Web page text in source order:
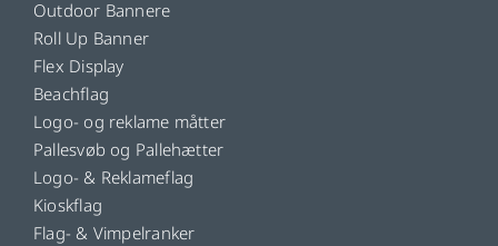
Outdoor Bannere
Roll Up Banner
Flex Display
Beachflag
Logo- og reklame måtter
Pallesvøb og Pallehætter
Logo- & Reklameflag
Kioskflag
Flag- & Vimpelranker